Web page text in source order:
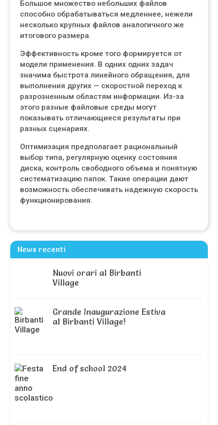
Большое множество небольших файлов
способно обрабатываться медленнее, нежели
несколько крупных файлов аналогичного же
итогового размера.
Эффективность кроме того формируется от
модели применения. В одних одних задач
значима быстрота линейного обращения, для
выполнения других — скоростной переход к
разрозненным областям информации. Из-за
этого разные файловые среды могут
показывать отличающиеся результаты при
разных сценариях.
Оптимизация предполагает рациональный
выбор типа, регулярную оценку состояния
диска, контроль свободного объема и понятную
систематизацию папок. Такие операции дают
возможность обеспечивать надежную скорость
функционирования.
News recenti
Nuovi orari al Birbanti
Village
Grande Inaugurazione Estiva
al Birbanti Village!
End of school 2024